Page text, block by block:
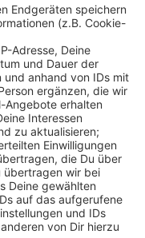
Schumann-
Konzerts.
stellt
weltgrößte
statt.
Enthüllung des